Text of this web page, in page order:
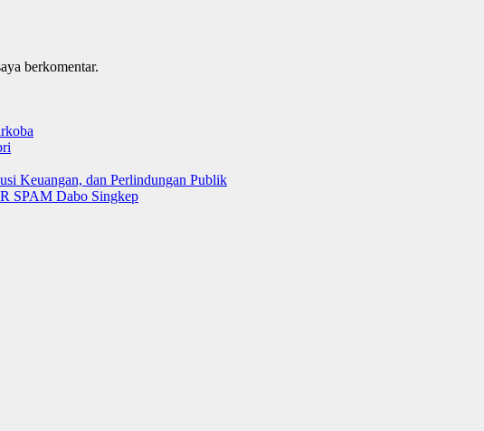
berkomentar.
Keuangan, dan Perlindungan Publik
SPAM Dabo Singkep